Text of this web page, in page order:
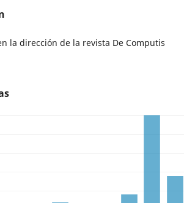
la dirección de la revista De Computis